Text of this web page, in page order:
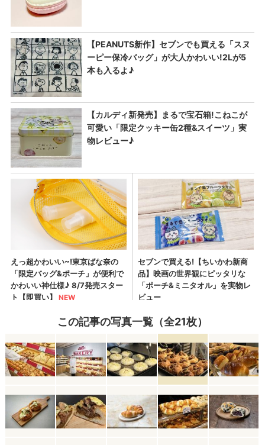
この記事の写真一覧（全21枚）